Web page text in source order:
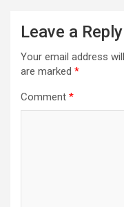
Leave a Reply
Your email address
are marked *
Comment *